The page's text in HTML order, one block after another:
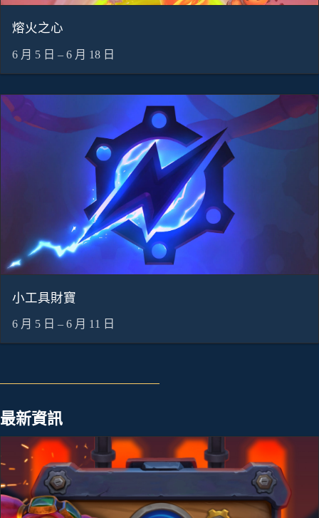
熔火之心
6 月 5 日 – 6 月 18 日
小工具財寶
6 月 5 日 – 6 月 11 日
最新資訊